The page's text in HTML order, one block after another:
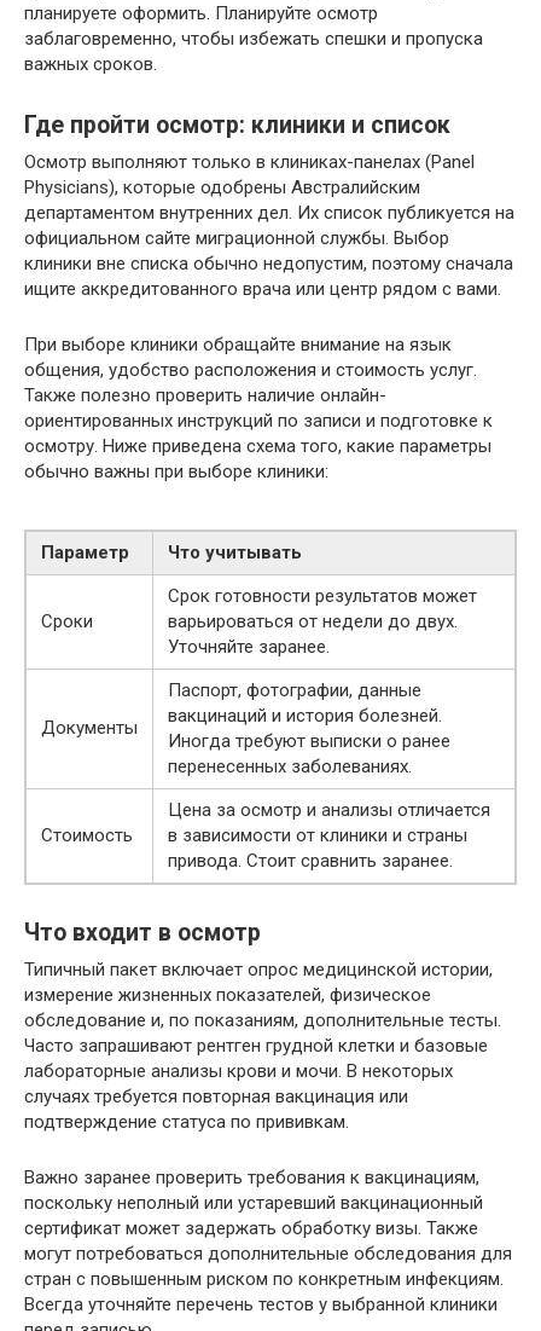
планируете оформить. Планируйте осмотр
заблаговременно, чтобы избежать спешки и пропуска
важных сроков.
Где пройти осмотр: клиники и список
Осмотр выполняют только в клиниках-панелах (Panel
Physicians), которые одобрены Австралийским
департаментом внутренних дел. Их список публикуется на
официальном сайте миграционной службы. Выбор
клиники вне списка обычно недопустим, поэтому сначала
ищите аккредитованного врача или центр рядом с вами.
При выборе клиники обращайте внимание на язык
общения, удобство расположения и стоимость услуг.
Также полезно проверить наличие онлайн-
ориентированных инструкций по записи и подготовке к
осмотру. Ниже приведена схема того, какие параметры
обычно важны при выборе клиники:
Параметр Что учитывать
Сроки
Срок готовности результатов может
варьироваться от недели до двух.
Уточняйте заранее.
Документы
Паспорт, фотографии, данные
вакцинаций и история болезней.
Иногда требуют выписки о ранее
перенесенных заболеваниях.
Стоимость
Цена за осмотр и анализы отличается
в зависимости от клиники и страны
привода. Стоит сравнить заранее.
Что входит в осмотр
Типичный пакет включает опрос медицинской истории,
измерение жизненных показателей, физическое
обследование и, по показаниям, дополнительные тесты.
Часто запрашивают рентген грудной клетки и базовые
лабораторные анализы крови и мочи. В некоторых
случаях требуется повторная вакцинация или
подтверждение статуса по прививкам.
Важно заранее проверить требования к вакцинациям,
поскольку неполный или устаревший вакцинационный
сертификат может задержать обработку визы. Также
могут потребоваться дополнительные обследования для
стран с повышенным риском по конкретным инфекциям.
Всегда уточняйте перечень тестов у выбранной клиники